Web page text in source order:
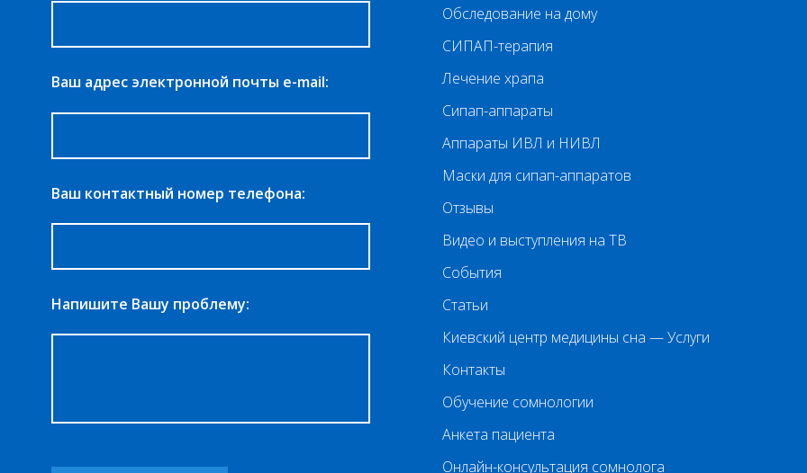
Ваш адрес электронной почты e-mail:
Ваш контактный номер телефона:
Напишите Вашу проблему:
Обследование на дому
СИПАП-терапия
Лечение храпа
Сипап-аппараты
Аппараты ИВЛ и НИВЛ
Маски для сипап-аппаратов
Отзывы
Видео и выступления на ТВ
События
Статьи
Киевский центр медицины сна — Услуги
Контакты
Обучение сомнологии
Анкета пациента
Онлайн-консультация сомнолога